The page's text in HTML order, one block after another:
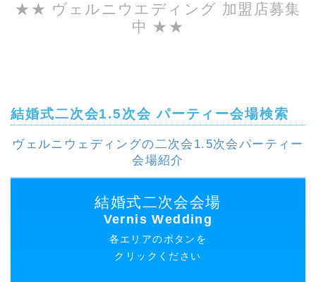
★★ ヴェルニウエディング 加盟店募集
中 ★★
結婚式二次会1.5次会 パーティー会場検索
ヴェルニウェディングの二次会1.5次会パーティー
会場紹介
結婚式二次会会場
Vernis Wedding
各エリアのボタンを
クリックください